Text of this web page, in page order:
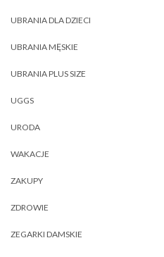
UBRANIA DLA DZIECI
UBRANIA MĘSKIE
UBRANIA PLUS SIZE
UGGS
URODA
WAKACJE
ZAKUPY
ZDROWIE
ZEGARKI DAMSKIE